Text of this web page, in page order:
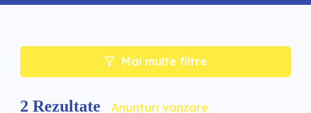
Mai multe filtre
2 Rezultate Anunturi vanzare